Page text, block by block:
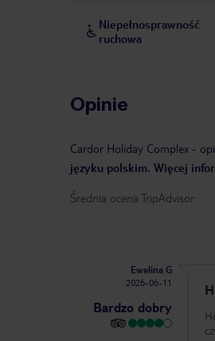
Niepełnosprawność
ruchowa
Opinie
Cardor Holiday Complex -
języku polskim. Więcej
Średnia ocena TripAdvisor:
Ewelina G
2026-06-11
Bardzo dobry